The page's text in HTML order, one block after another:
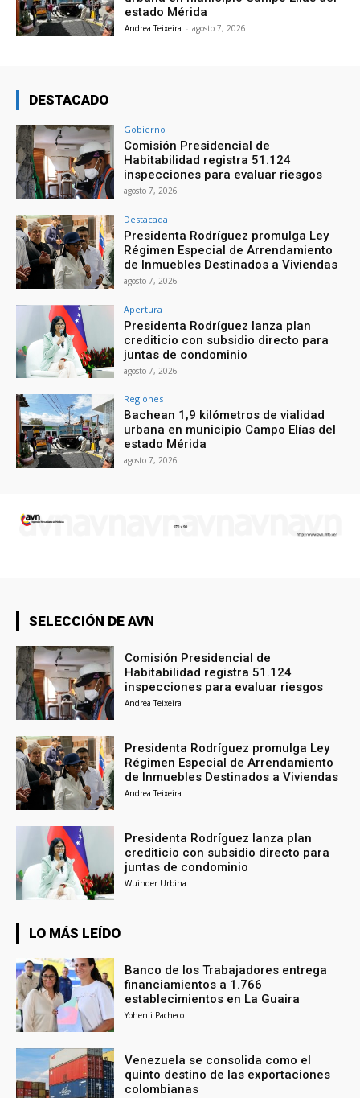
estado Mérida
Andrea Teixeira - agosto 7, 2026
DESTACADO
Gobierno
Comisión Presidencial de
Habitabilidad registra 51.124
inspecciones para evaluar riesgos
agosto 7, 2026
Destacada
Presidenta Rodríguez promulga Ley
Régimen Especial de Arrendamiento
de Inmuebles Destinados a Viviendas
agosto 7, 2026
Apertura
Presidenta Rodríguez lanza plan
crediticio con subsidio directo para
juntas de condominio
agosto 7, 2026
Regiones
Bachean 1,9 kilómetros de vialidad
urbana en municipio Campo Elías del
estado Mérida
agosto 7, 2026
SELECCIÓN DE AVN
Comisión Presidencial de
Habitabilidad registra 51.124
inspecciones para evaluar riesgos
Andrea Teixeira
Presidenta Rodríguez promulga Ley
Régimen Especial de Arrendamiento
de Inmuebles Destinados a Viviendas
Andrea Teixeira
Presidenta Rodríguez lanza plan
crediticio con subsidio directo para
juntas de condominio
Wuinder Urbina
LO MÁS LEÍDO
Banco de los Trabajadores entrega
financiamientos a 1.766
establecimientos en La Guaira
Yohenli Pacheco
Venezuela se consolida como el
quinto destino de las exportaciones
colombianas